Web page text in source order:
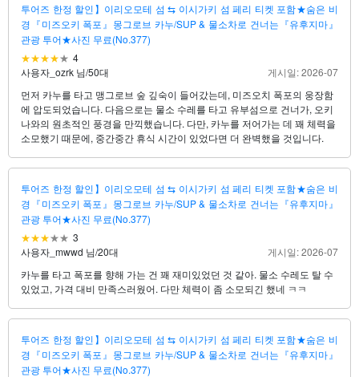
투어즈 한정 할인】이리오모테 섬 ⇆ 이시가키 섬 페리 티켓 포함★숨은 비
경『미즈오키 폭포』몽그로브 카누/SUP & 물소차로 건너는『유후지마』
관광 투어★사진 무료(No.377)
4
사용자_ozrk 님/50대
게시일: 2026-07
먼저 카누를 타고 맹그로브 숲 깊숙이 들어갔는데, 미즈오치 폭포의 웅장함
에 압도되었습니다. 다음으로는 물소 수레를 타고 유부섬으로 건너가, 오키
나와의 원초적인 풍경을 만끽했습니다. 다만, 카누를 저어가는 데 꽤 체력을
소모했기 때문에, 중간중간 휴식 시간이 있었다면 더 완벽했을 것입니다.
투어즈 한정 할인】이리오모테 섬 ⇆ 이시가키 섬 페리 티켓 포함★숨은 비
경『미즈오키 폭포』몽그로브 카누/SUP & 물소차로 건너는『유후지마』
관광 투어★사진 무료(No.377)
3
사용자_mwwd 님/20대
게시일: 2026-07
카누를 타고 폭포를 향해 가는 건 꽤 재미있었던 것 같아. 물소 수레도 탈 수
있었고, 가격 대비 만족스러웠어. 다만 체력이 좀 소모되긴 했네 ㅋㅋ
투어즈 한정 할인】이리오모테 섬 ⇆ 이시가키 섬 페리 티켓 포함★숨은 비
경『미즈오키 폭포』몽그로브 카누/SUP & 물소차로 건너는『유후지마』
관광 투어★사진 무료(No.377)